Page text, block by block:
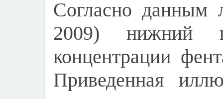
Согласно данным
2009) нижний
концентрации
Приведенная